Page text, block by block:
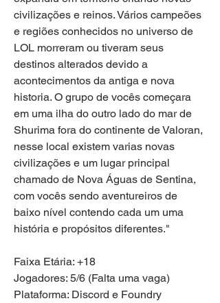
civilizações e reinos. Vários campeões
e regiões conhecidos no universo de
LOL morreram ou tiveram seus
destinos alterados devido a
acontecimentos da antiga e nova
historia. O grupo de vocês começara
em uma ilha do outro lado do mar de
Shurima fora do continente de Valoran,
nesse local existem varias novas
civilizações e um lugar principal
chamado de Nova Águas de Sentina,
com vocês sendo aventureiros de
baixo nível contendo cada um uma
história e propósitos diferentes."
Faixa Etária: +18
Jogadores: 5/6 (Falta uma vaga)
Plataforma: Discord e Foundry